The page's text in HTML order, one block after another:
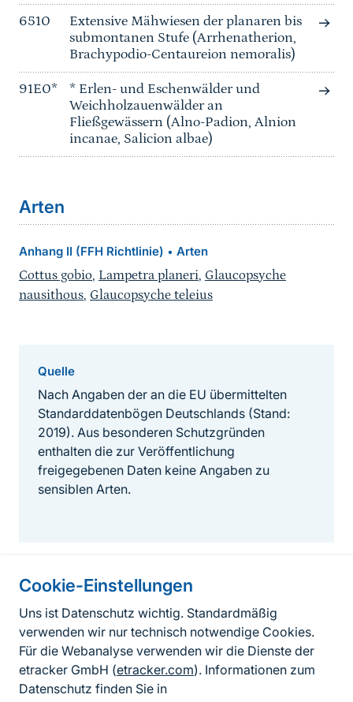
Cookie-Einstellungen
Uns ist Datenschutz wichtig. Standardmäßig
verwenden wir nur technisch notwendige Cookies.
Für die Webanalyse verwenden wir die Dienste der
etracker GmbH (etracker.com). Informationen zum
Datenschutz finden Sie in
6510
Extensive Mähwiesen der planaren bis
submontanen Stufe (Arrhenatherion,
Brachypodio-Centaureion nemoralis)
91E0*
* Erlen- und Eschenwälder und
Weichholzauenwälder an
Fließgewässern (Alno-Padion, Alnion
incanae, Salicion albae)
Arten
Anhang II (FFH Richtlinie) • Arten
Cottus gobio, Lampetra planeri, Glaucopsyche
nausithous, Glaucopsyche teleius
Quelle
Nach Angaben der an die EU übermittelten
Standarddatenbögen Deutschlands (Stand:
2019). Aus besonderen Schutzgründen
enthalten die zur Veröffentlichung
freigegebenen Daten keine Angaben zu
sensiblen Arten.
Informationen zur Seite
FußzeileKontakt zum BfN
Kontaktformular